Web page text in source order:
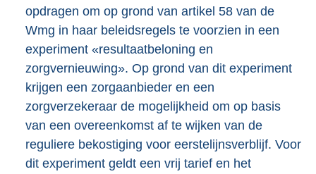
opdragen om op grond van artikel 58 van de
Wmg in haar beleidsregels te voorzien in een
experiment «resultaatbeloning en
zorgvernieuwing». Op grond van dit experiment
krijgen een zorgaanbieder en een
zorgverzekeraar de mogelijkheid om op basis
van een overeenkomst af te wijken van de
reguliere bekostiging voor eerstelijnsverblijf. Voor
dit experiment geldt een vrij tarief en het